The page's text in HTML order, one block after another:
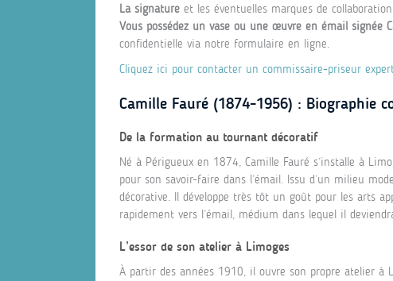
La signature et les éventuelles marques de
Vous possédez un vase ou une œuvre en émail signée
confidentielle via notre formulaire en ligne.
Cliquez ici pour contacter un commissaire-priseur
Camille Fauré (1874-1956) : Biographie
De la formation au tournant décoratif
Né à Périgueux en 1874, Camille Fauré s’installe à
pour son savoir-faire dans l’émail. Issu d’un milieu
décorative. Il développe très tôt un goût pour les arts
rapidement vers l’émail, médium dans lequel il
L’essor de son atelier à Limoges
À partir des années 1910, il ouvre son propre atelier à